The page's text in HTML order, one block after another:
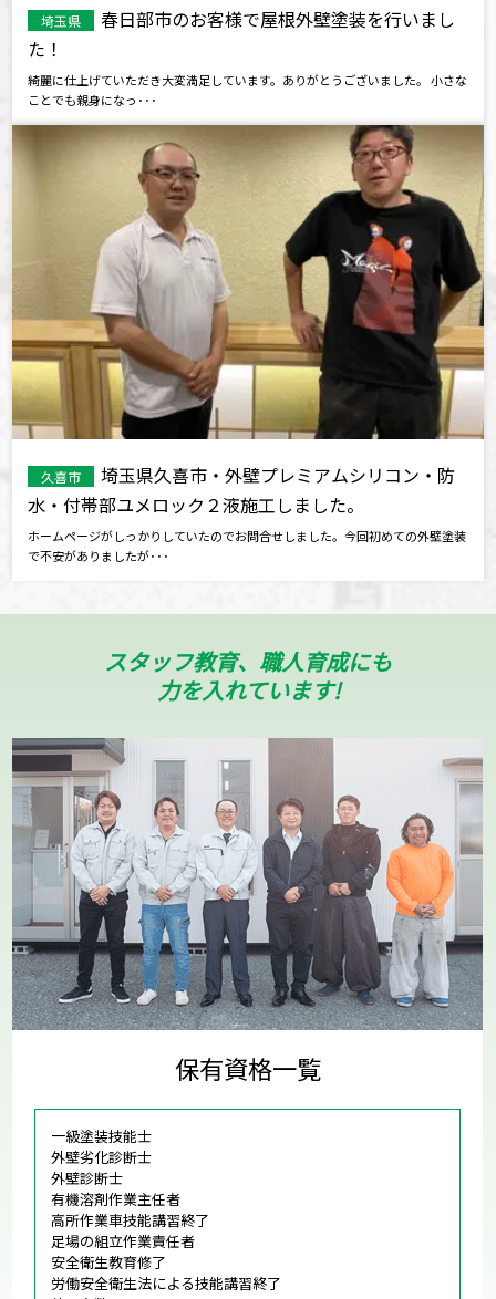
埼玉県
春日部市のお客様で屋根外壁塗装を行いまし
た！
綺麗に仕上げていただき大変満足しています。ありがとうございました。 小さな
ことでも親身になっ･･･
久喜市
埼玉県久喜市・外壁プレミアムシリコン・防
水・付帯部ユメロック２液施工しました。
ホームページがしっかりしていたのでお問合せしました。今回初めての外壁塗装
で不安がありましたが･･･
スタッフ教育、職人育成にも
力を入れています!
保有資格一覧
一級塗装技能士
外壁劣化診断士
外壁診断士
有機溶剤作業主任者
高所作業車技能講習終了
足場の組立作業責任者
安全衛生教育修了
労働安全衛生法による技能講習終了